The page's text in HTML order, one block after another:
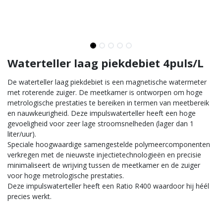
Waterteller laag piekdebiet 4puls/L
De waterteller laag piekdebiet is een magnetische watermeter
met roterende zuiger. De meetkamer is ontworpen om hoge
metrologische prestaties te bereiken in termen van meetbereik
en nauwkeurigheid. Deze impulswaterteller heeft een hoge
gevoeligheid voor zeer lage stroomsnelheden (lager dan 1
liter/uur).
Speciale hoogwaardige samengestelde polymeercomponenten
verkregen met de nieuwste injectietechnologieën en precisie
minimaliseert de wrijving tussen de meetkamer en de zuiger
voor hoge metrologische prestaties.
Deze impulswaterteller heeft een Ratio R400 waardoor hij héél
precies werkt.